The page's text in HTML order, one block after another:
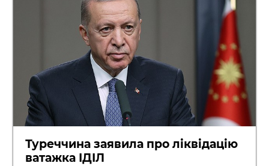
Туреччина заявила про ліквідацію
ватажка ІДІЛ